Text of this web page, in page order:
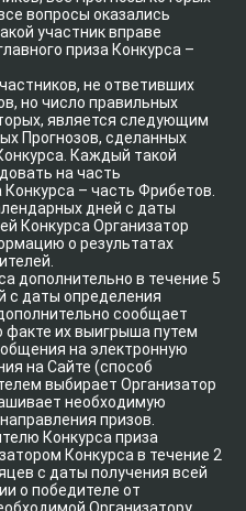
вопросы оказались
участник вправе
приза Конкурса –
не ответивших
но число правильных
является следующим
Прогнозов, сделанных
Каждый такой
на часть
Конкурса – часть Фрибетов.
дней с даты
Конкурса Организатор
о результатах
дополнительно в течение 5
с даты определения
сообщает
факте их выигрыша путем
на электронную
на Сайте (способ
выбирает Организатор
необходимую
призов.
Конкурса приза
Конкурса в течение 2
с даты получения всей
о победителе от